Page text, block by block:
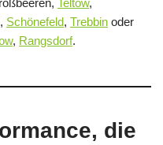
Teltow,
Schönefeld, Trebbin oder
, Rangsdorf.
die